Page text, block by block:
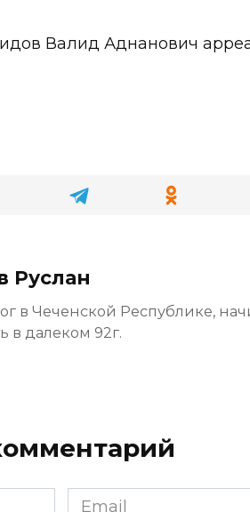
Валид Аднанович
Руслан
в Чеченской Республике,
в далеком 92г.
Email